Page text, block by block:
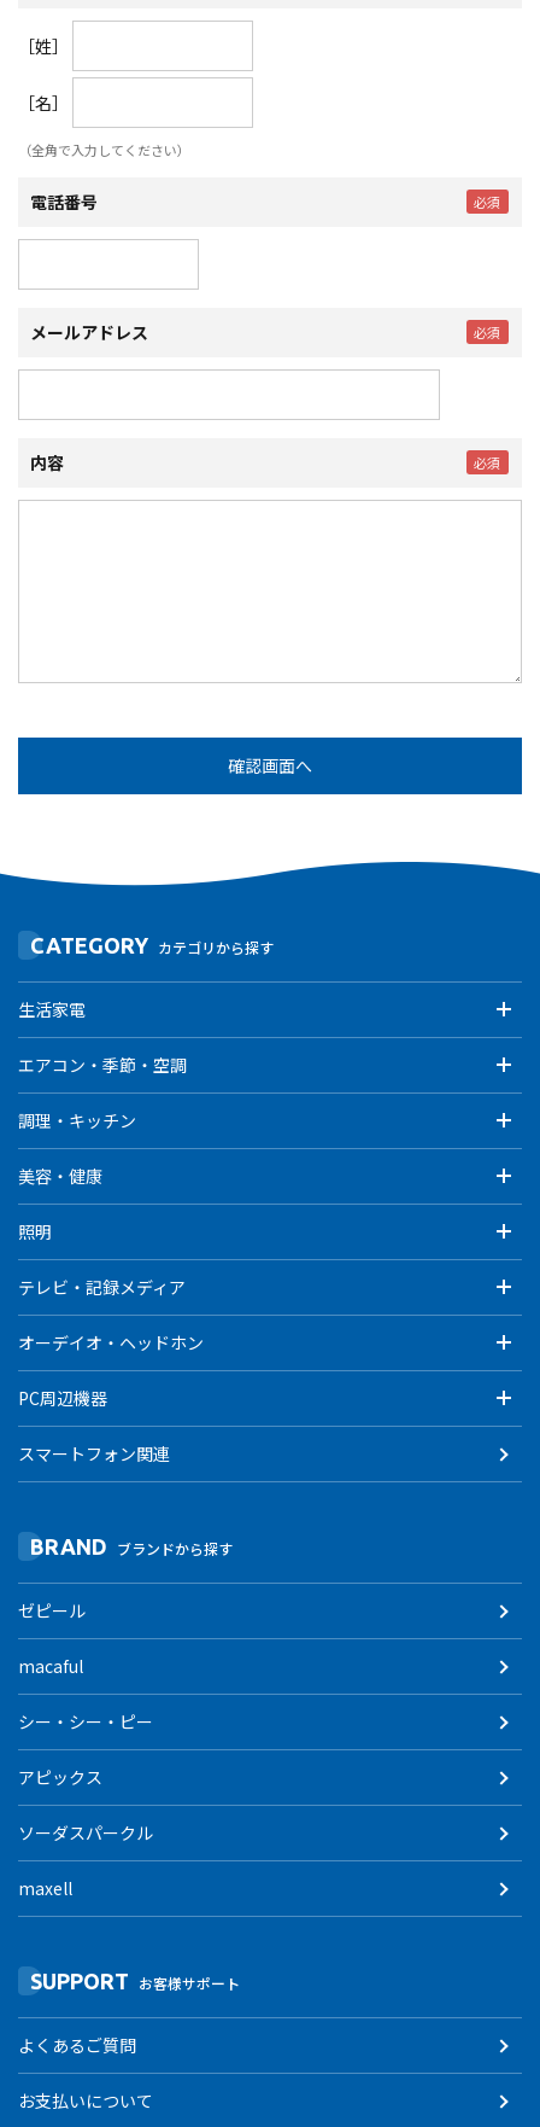
［姓］
［名］
（全角で入力してください）
電話番号
メールアドレス
内容
CATEGORY カテゴリから探す
生活家電
エアコン・季節・空調
調理・キッチン
美容・健康
照明
テレビ・記録メディア
オーデイオ・ヘッドホン
PC周辺機器
スマートフォン関連
BRAND ブランドから探す
ゼピール
macaful
シー・シー・ピー
アピックス
ソーダスパークル
maxell
SUPPORT お客様サポート
よくあるご質問
お支払いについて